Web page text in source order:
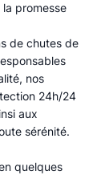
promesse
de chutes de
nos
24h/24
aux
sérénité.​
quelques